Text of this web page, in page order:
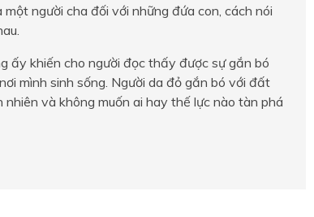
người cha đối với những đứa con, cách nói
ấy khiến cho người đọc thấy được sự gắn bó
mình sinh sống. Người da đỏ gắn bó với đất
và không muốn ai hay thế lực nào tàn phá